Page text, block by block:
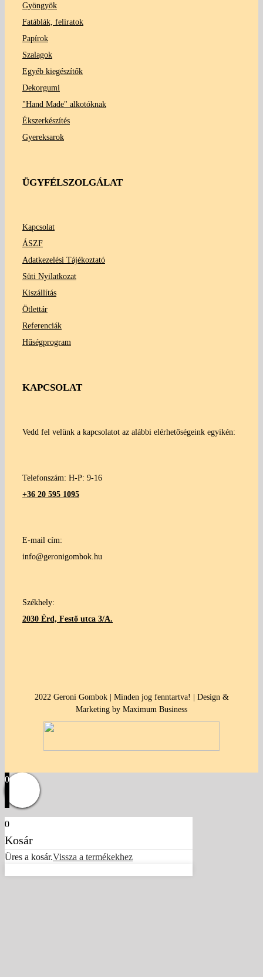
Gyöngyök
Fatáblák, feliratok
Papírok
Szalagok
Egyéb kiegészítők
Dekorgumi
"Hand Made" alkotóknak
Ékszerkészítés
Gyereksarok
ÜGYFÉLSZOLGÁLAT
Kapcsolat
ÁSZF
Adatkezelési Tájékoztató
Süti Nyilatkozat
Kiszállítás
Ötlettár
Referenciák
Hűségprogram
KAPCSOLAT
Vedd fel velünk a kapcsolatot az alábbi elérhetőségeink egyikén:
Telefonszám: H-P: 9-16
+36 20 595 1095
E-mail cím:
info@geronigombok.hu
Székhely:
2030 Érd, Festő utca 3/A.
2022 Geroni Gombok | Minden jog fenntartva! | Design &
Marketing by Maximum Business
0
0
Kosár
Üres a kosár.Vissza a termékekhez